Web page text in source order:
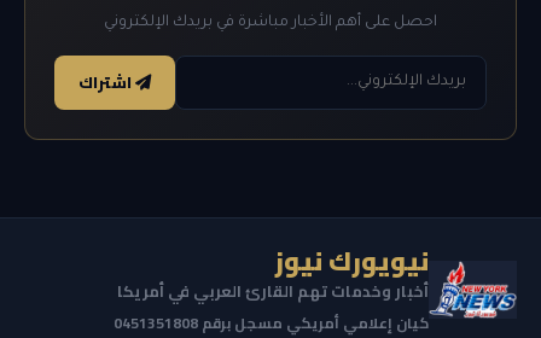
احصل على أهم الأخبار مباشرة في بريدك الإلكتروني
اشتراك
نيويورك نيوز
أخبار وخدمات تهم القارئ العربي في أمريكا
كيان إعلامي أمريكي مسجل برقم 0451351808